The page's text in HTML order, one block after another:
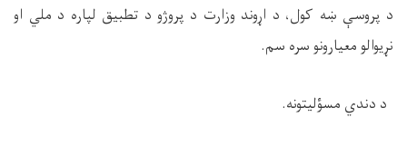
د پروسې ښه کول، د اړوند وزارت د پروژو د تطبیق لپاره د ملي او
نړیوالو معیارونو سره سم.
د دندي مسؤلیتونه.